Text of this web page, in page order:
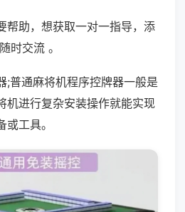
帮助，想获取一对一指导，添
时交流 。
;普通麻将机程序控牌器一般是
机进行复杂安装操作就能实现
工具。